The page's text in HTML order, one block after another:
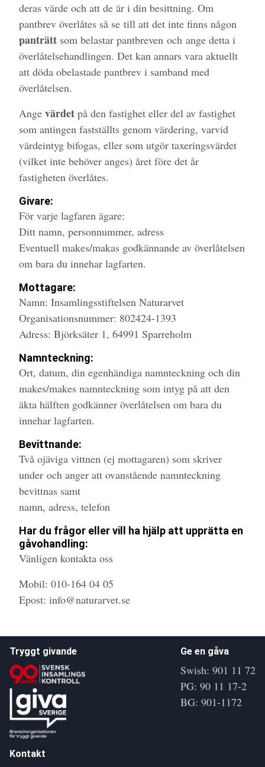
deras värde och att de är i din besittning. Om
pantbrev överlåtes så se till att det inte finns någon
panträtt som belastar pantbreven och ange detta i
överlåtelsehandlingen. Det kan annars vara aktuellt
att döda obelastade pantbrev i samband med
överlåtelsen.
Ange värdet på den fastighet eller del av fastighet
som antingen fastställts genom värdering, varvid
värdeintyg bifogas, eller som utgör taxeringsvärdet
(vilket inte behöver anges) året före det år
fastigheten överlåtes.
Givare:
För varje lagfaren ägare:
Ditt namn, personnummer, adress
Eventuell makes/makas godkännande av överlåtelsen
om bara du innehar lagfarten.
Mottagare:
Namn: Insamlingsstiftelsen Naturarvet
Organisationsnummer: 802424-1393
Adress: Björksäter 1, 64991 Sparreholm
Namnteckning:
Ort, datum, din egenhändiga namnteckning och din
makes/makes namnteckning som intyg på att den
äkta hälften godkänner överlåtelsen om bara du
innehar lagfarten.
Bevittnande:
Två ojäviga vittnen (ej mottagaren) som skriver
under och anger att ovanstående namnteckning
bevittnas samt
namn, adress, telefon
Har du frågor eller vill ha hjälp att upprätta en
gåvohandling:
Vänligen kontakta oss
Mobil: 010-164 04 05
Epost: info@naturarvet.se
Tryggt givande Ge en gåva
Swish: 901 11 72
PG: 90 11 17-2
BG: 901-1172
Kontakt